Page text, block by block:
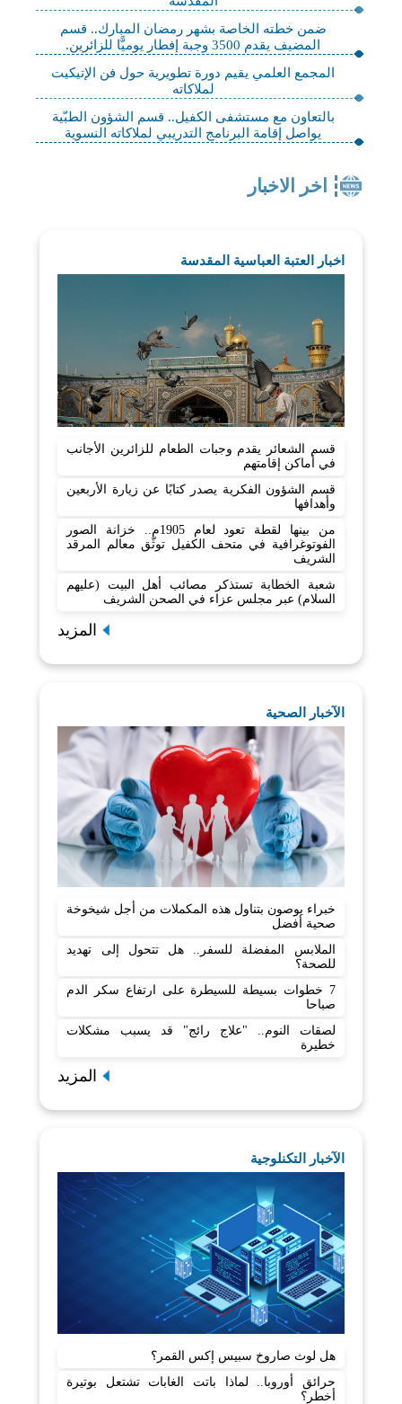
ضمن خطته الخاصة بشهر رمضان المبارك.. قسم
المضيف يقدم 3500 وجبة إفطار يوميًّا للزائرين.
المجمع العلمي يقيم دورة تطويرية حول فن الإتيكيت
لملاكاته
بالتعاون مع مستشفى الكفيل.. قسم الشؤون الطبّية
يواصل إقامة البرنامج التدريبي لملاكاته النسوية
اخر الاخبار
اخبار العتبة العباسية المقدسة
قسم الشعائر يقدم وجبات الطعام للزائرين الأجانب
في أماكن إقامتهم
قسم الشؤون الفكرية يصدر كتابًا عن زيارة الأربعين
وأهدافها
من بينها لقطة تعود لعام 1905م.. خزانة الصور
الفوتوغرافية في متحف الكفيل توثّق معالم المرقد
الشريف
شعبة الخطابة تستذكر مصائب أهل البيت (عليهم
السلام) عبر مجلس عزاء في الصحن الشريف
المزيد
الآخبار الصحية
خبراء يوصون بتناول هذه المكملات من أجل شيخوخة
صحية أفضل
الملابس المفضلة للسفر.. هل تتحول إلى تهديد
للصحة؟
7 خطوات بسيطة للسيطرة على ارتفاع سكر الدم
صباحا
لصقات النوم.. "علاج رائج" قد يسبب مشكلات
خطيرة
المزيد
الآخبار التكنلوجية
هل لوث صاروخ سبيس إكس القمر؟
حرائق أوروبا.. لماذا باتت الغابات تشتعل بوتيرة
أخطر؟